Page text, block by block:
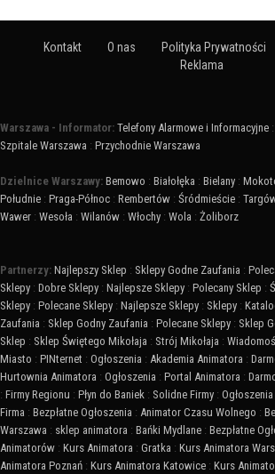
Kontakt O nas Polityka Prywatności
Reklama
Warszawa - Informator: Telefony Alarmowe i Informacyjne :
Szpitale Warszawa : Przychodnie Warszawa
Dzielnice Warszawy: Bemowo : Białołęka : Bielany :
Południe : Praga-Północ : Rembertów : Śródmieście :
Wawer : Wesoła : Wilanów : Włochy : Wola : Żoliborz
Partnerzy: Najlepszy Sklep : Sklepy Godne Zaufania :
Sklepy : Dobre Sklepy : Najlepsze Sklepy : Polecany Sklep :
Sklepy : Polecane Sklepy : Najlepsze Sklepy : Sklepy :
Zaufania : Sklep Godny Zaufania : Polecane Sklepy : Sklep
Sklep : Sklep Świętego Mikołaja : Strój Mikołaja :
Miasto : PINternet : Ogłoszenia : Akademia Animatora :
Hurtownia Animatora : Ogłoszenia : Portal Animatora :
: Firmy Regionu : Płyn do Baniek : Solidne Firmy : Ogłoszenia
Firma : Bezpłatne Ogłoszenia : Animator Czasu Wolnego :
Warszawa : sklep animatora : Bańki Mydlane : Bezpłatne
Animatorów : Kurs Animatora : Gratka : Kurs Animatora
Animatora Poznań : Kurs Animatora Katowice : Kurs